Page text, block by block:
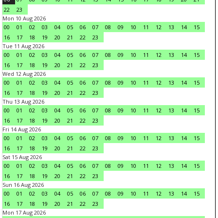
22
23
Mon 10 Aug 2026
00
01 02 03 04 05 06 07 08 09 10 11 12 13 14
15
16
17 18 19 20 21 22
23
Tue 11 Aug 2026
00
01 02 03 04 05 06 07 08 09 10 11 12 13 14
15
16
17 18 19 20 21 22
23
Wed 12 Aug 2026
00
01 02 03 04 05 06 07 08 09 10 11 12 13 14
15
16
17 18 19 20 21 22
23
Thu 13 Aug 2026
00
01 02 03 04 05 06 07 08 09 10 11 12 13 14
15
16
17 18 19 20 21 22
23
Fri 14 Aug 2026
00
01 02 03 04 05 06 07 08 09 10 11 12 13 14
15
16
17 18 19 20 21 22
23
Sat 15 Aug 2026
00
01 02 03 04 05 06 07 08 09 10 11 12 13 14
15
16
17 18 19 20 21 22
23
Sun 16 Aug 2026
00
01 02 03 04 05 06 07 08 09 10 11 12 13 14
15
16
17 18 19 20 21 22
23
Mon 17 Aug 2026